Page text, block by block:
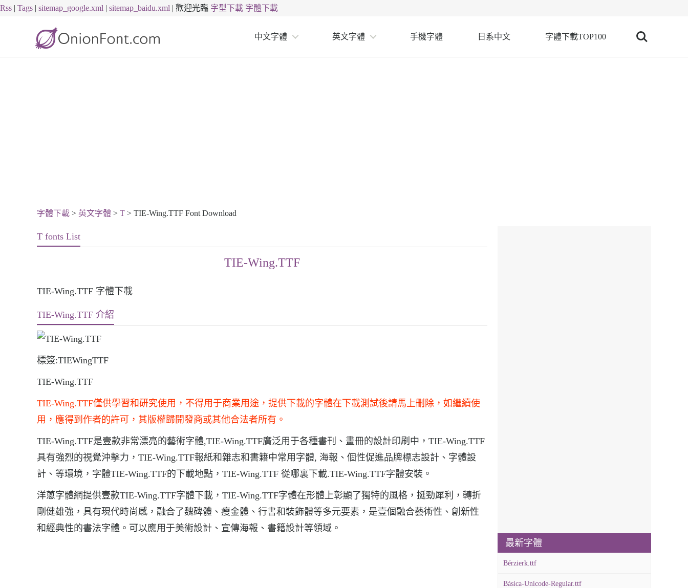
Rss | Tags | sitemap_google.xml | sitemap_baidu.xml | 歡迎光臨 字型下載 字體下載
中文字體 英文字體 手機字體 日系中文 字體下載TOP100
字體下載 > 英文字體 > T > TIE-Wing.TTF Font Download
T fonts List
TIE-Wing.TTF
TIE-Wing.TTF 字體下載
TIE-Wing.TTF 介紹
標簽:TIEWingTTF
TIE-Wing.TTF
TIE-Wing.TTF僅供學習和研究使用，不得用于商業用途，提供下載的字體在下載測試後請馬上刪除，如繼續使
用，應得到作者的許可，其版權歸開發商或其他合法者所有。
TIE-Wing.TTF是壹款非常漂亮的藝術字體,TIE-Wing.TTF廣泛用于各種書刊、畫冊的設計印刷中，TIE-Wing.TTF
具有強烈的視覺沖擊力，TIE-Wing.TTF報紙和雜志和書籍中常用字體, 海報、個性促進品牌標志設計、字體設
計、等環境，字體TIE-Wing.TTF的下載地點，TIE-Wing.TTF 從哪裏下載.TIE-Wing.TTF字體安裝。
洋蔥字體網提供壹款TIE-Wing.TTF字體下載，TIE-Wing.TTF字體在形體上彰顯了獨特的風格，挺勁犀利，轉折
剛健雄強，具有現代時尚感，融合了魏碑體、瘦金體、行書和裝飾體等多元要素，是壹個融合藝術性、創新性
和經典性的書法字體。可以應用于美術設計、宣傳海報、書籍設計等領域。
最新字體
Bérzierk.ttf
Básica-Unicode-Regular.ttf